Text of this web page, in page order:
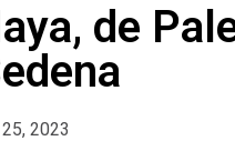
de
2023